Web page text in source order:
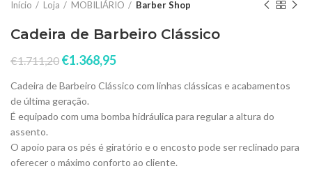
Início Loja MOBILIÁRIO Barber Shop
Cadeira de Barbeiro Clássico
€1.711,20 €1.368,95
Cadeira de Barbeiro Clássico com linhas clássicas e acabamentos
de última geração.
É equipado com uma bomba hidráulica para regular a altura do
assento.
O apoio para os pés é giratório e o encosto pode ser reclinado para
oferecer o máximo conforto ao cliente.